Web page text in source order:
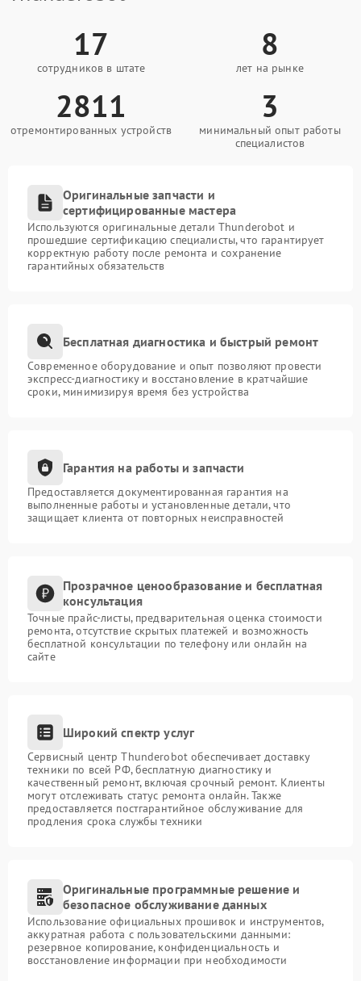
17
сотрудников в штате
8
лет на рынке
2811
отремонтированных устройств
3
минимальный опыт работы
специалистов
Оригинальные запчасти и
сертифицированные мастера
Используются оригинальные детали Thunderobot и
прошедшие сертификацию специалисты, что гарантирует
корректную работу после ремонта и сохранение
гарантийных обязательств
Бесплатная диагностика и быстрый ремонт
Современное оборудование и опыт позволяют провести
экспресс-диагностику и восстановление в кратчайшие
сроки, минимизируя время без устройства
Гарантия на работы и запчасти
Предоставляется документированная гарантия на
выполненные работы и установленные детали, что
защищает клиента от повторных неисправностей
Прозрачное ценообразование и бесплатная
консультация
Точные прайс-листы, предварительная оценка стоимости
ремонта, отсутствие скрытых платежей и возможность
бесплатной консультации по телефону или онлайн на
сайте
Широкий спектр услуг
Сервисный центр Thunderobot обеспечивает доставку
техники по всей РФ, бесплатную диагностику и
качественный ремонт, включая срочный ремонт. Клиенты
могут отслеживать статус ремонта онлайн. Также
предоставляется постгарантийное обслуживание для
продления срока службы техники
Оригинальные программные решение и
безопасное обслуживание данных
Использование официальных прошивок и инструментов,
аккуратная работа с пользовательскими данными:
резервное копирование, конфиденциальность и
восстановление информации при необходимости